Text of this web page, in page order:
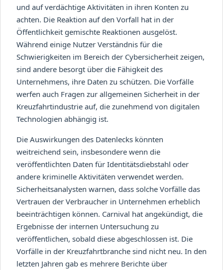
und auf verdächtige Aktivitäten in ihren Konten zu
achten. Die Reaktion auf den Vorfall hat in der
Öffentlichkeit gemischte Reaktionen ausgelöst.
Während einige Nutzer Verständnis für die
Schwierigkeiten im Bereich der Cybersicherheit zeigen,
sind andere besorgt über die Fähigkeit des
Unternehmens, ihre Daten zu schützen. Die Vorfälle
werfen auch Fragen zur allgemeinen Sicherheit in der
Kreuzfahrtindustrie auf, die zunehmend von digitalen
Technologien abhängig ist.
Die Auswirkungen des Datenlecks könnten
weitreichend sein, insbesondere wenn die
veröffentlichten Daten für Identitätsdiebstahl oder
andere kriminelle Aktivitäten verwendet werden.
Sicherheitsanalysten warnen, dass solche Vorfälle das
Vertrauen der Verbraucher in Unternehmen erheblich
beeinträchtigen können. Carnival hat angekündigt, die
Ergebnisse der internen Untersuchung zu
veröffentlichen, sobald diese abgeschlossen ist. Die
Vorfälle in der Kreuzfahrtbranche sind nicht neu. In den
letzten Jahren gab es mehrere Berichte über